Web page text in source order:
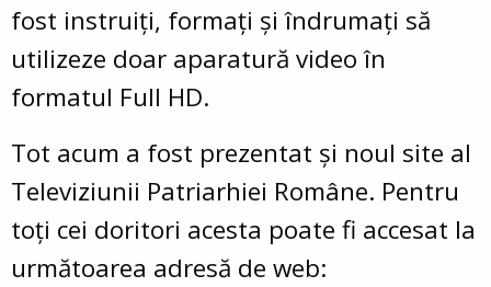
fost instruiți, formați și îndrumați să
utilizeze doar aparatură video în
formatul Full HD.
Tot acum a fost prezentat și noul site al
Televiziunii Patriarhiei Române. Pentru
toți cei doritori acesta poate fi accesat la
următoarea adresă de web: